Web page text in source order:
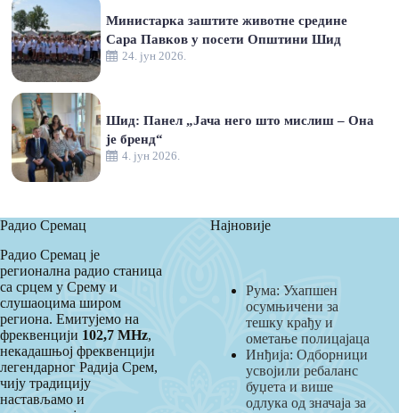
24. јун 2026.
Министарка заштите животне средине
Сара Павков у посети Општини Шид
4. јун 2026.
Шид: Панел „Јача него што мислиш – Она
је бренд“
Радио Сремац
Радио Сремац је
регионална радио станица
са срцем у Срему и
слушаоцима широм
региона. Емитујемо на
фреквенцији 102,7 MHz,
некадашњој фреквенцији
легендарног Радија Срем,
чију традицију
настављамо и
Најновије
Рума: Ухапшен
осумњичени за
тешку крађу и
ометање полицајаца
Инђија: Одборници
усвојили ребаланс
буџета и више
одлука од значаја за